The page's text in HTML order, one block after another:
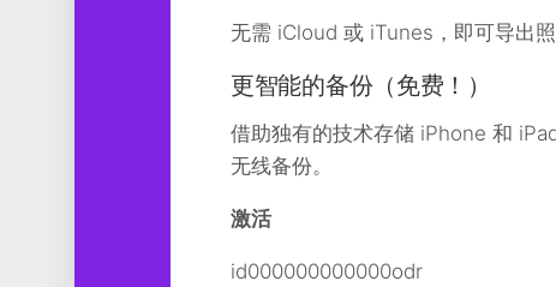
无需 iCloud 或 iTunes，即可导出
更智能的备份（免费！）
借助独有的技术存储 iPhone 和
无线备份。
激活
id000000000000odr